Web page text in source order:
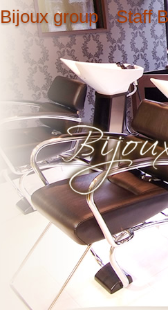
Bijoux group Staff